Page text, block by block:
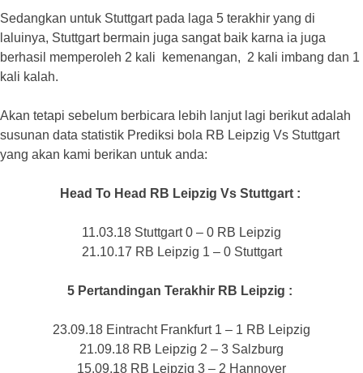
Sedangkan untuk Stuttgart pada laga 5 terakhir yang di
laluinya, Stuttgart bermain juga sangat baik karna ia juga
berhasil memperoleh 2 kali kemenangan, 2 kali imbang dan 1
kali kalah.
Akan tetapi sebelum berbicara lebih lanjut lagi berikut adalah
susunan data statistik Prediksi bola RB Leipzig Vs Stuttgart
yang akan kami berikan untuk anda:
Head To Head RB Leipzig Vs Stuttgart :
11.03.18 Stuttgart 0 – 0 RB Leipzig
21.10.17 RB Leipzig 1 – 0 Stuttgart
5 Pertandingan Terakhir RB Leipzig :
23.09.18 Eintracht Frankfurt 1 – 1 RB Leipzig
21.09.18 RB Leipzig 2 – 3 Salzburg
15.09.18 RB Leipzig 3 – 2 Hannover